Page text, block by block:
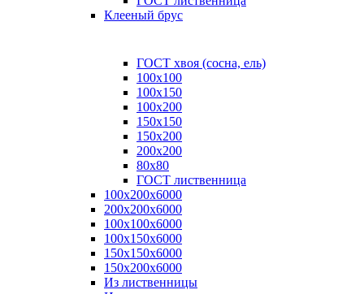
Клееный брус
ГОСТ хвоя (сосна, ель)
100x100
100x150
100x200
150x150
150x200
200x200
80х80
ГОСТ лиственница
100х200х6000
200х200х6000
100х100х6000
100х150х6000
150х150х6000
150х200х6000
Из лиственницы